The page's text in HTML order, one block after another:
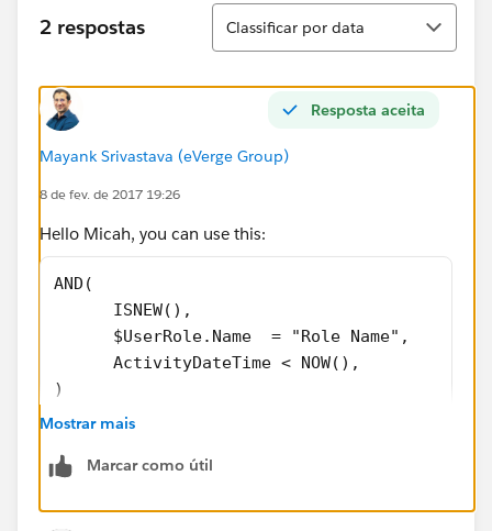
2 respostas
Classificar
Classificar por data
Resposta aceita
Mayank Srivastava (eVerge Group)
8 de fev. de 2017 19:26
Hello Micah, you can use this:
AND(
ISNEW(),
$UserRole.Name  = "Role Name",
      ActivityDateTime < NOW(),
)
ISNEW() function ensures that the rule only fires
The only other piece of advice I have for you is to
Mostrar mais
Marcar como útil